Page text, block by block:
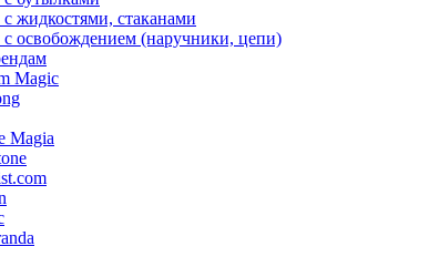
жидкостями, стаканами
освобождением (наручники, цепи)
Magic
Magia